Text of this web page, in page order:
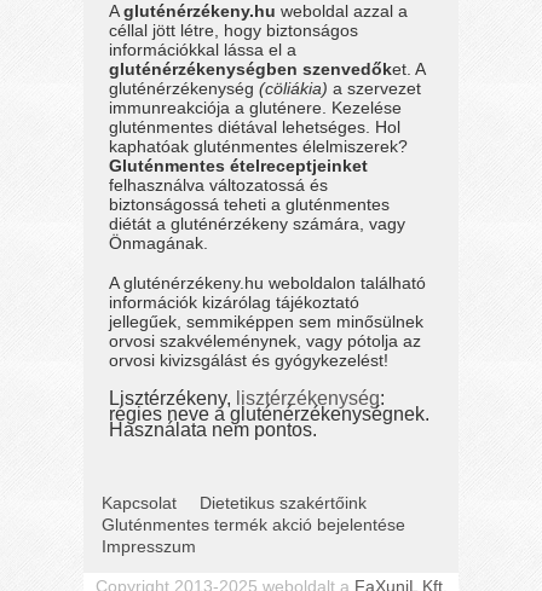
Agluténérzékeny.hu weboldal azzal a
céllal jött létre, hogy biztonságos
információkkal lássa el a
gluténérzékenységben szenvedőket. A
gluténérzékenység(cöliákia) a szervezet
immunreakciója a gluténere. Kezelése
gluténmentes diétával lehetséges. Hol
kaphatóak gluténmentes élelmiszerek?
Gluténmentes ételreceptjeinket
felhasználva változatossá és
biztonságossá teheti a gluténmentes
diétát a gluténérzékeny számára, vagy
Önmagának.
A gluténérzékeny.hu weboldalon található
információk kizárólag tájékoztató
jellegűek, semmiképpen sem minősülnek
orvosi szakvéleménynek, vagy pótolja az
orvosi kivizsgálást és gyógykezelést!
Lisztérzékeny, lisztérzékenység:
régies neve a gluténérzékenységnek.
Használata nem pontos.
Kapcsolat
Dietetikus szakértőink
Gluténmentes termék akció bejelentése
Impresszum
Copyright 2013-2025 weboldalt a FaXuniL Kft.